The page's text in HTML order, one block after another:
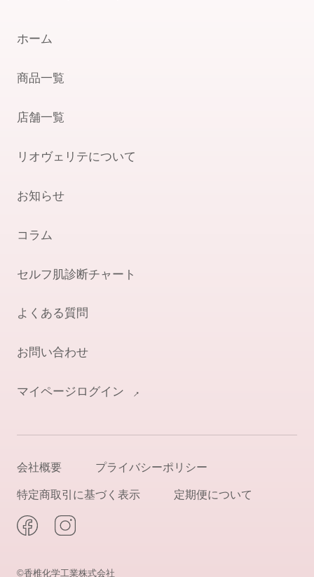
ホーム
商品一覧
店舗一覧
リオヴェリテについて
お知らせ
コラム
セルフ肌診断チャート
よくある質問
お問い合わせ
マイページログイン
会社概要 プライバシーポリシー
特定商取引に基づく表示 定期便について
©香椎化学工業株式会社